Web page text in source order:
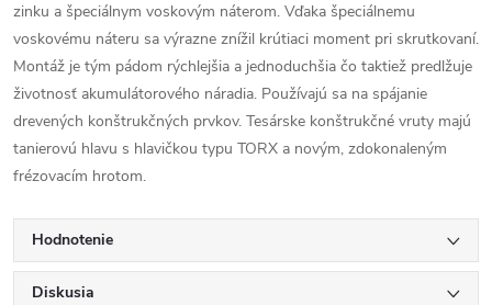
zinku a špeciálnym voskovým náterom. Vďaka špeciálnemu
voskovému náteru sa výrazne znížil krútiaci moment pri skrutkovaní.
Montáž je tým pádom rýchlejšia a jednoduchšia čo taktiež predlžuje
životnosť akumulátorového náradia. Používajú sa na spájanie
drevených konštrukčných prvkov. Tesárske konštrukčné vruty majú
tanierovú hlavu s hlavičkou typu TORX a novým, zdokonaleným
frézovacím hrotom.
Hodnotenie
Diskusia